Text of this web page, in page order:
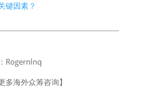
键因素？
Rogernlnq
多海外众筹咨询】